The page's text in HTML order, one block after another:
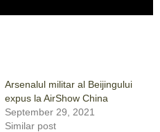
Arsenalul militar al Beijingului
expus la AirShow China
September 29, 2021
Similar post